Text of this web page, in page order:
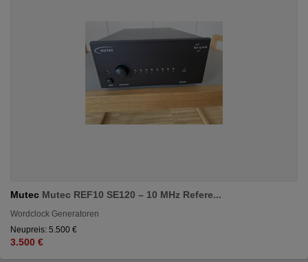
Mutec Mutec REF10 SE120 – 10 MHz Refere...
Wordclock Generatoren
Neupreis: 5.500 €
3.500 €